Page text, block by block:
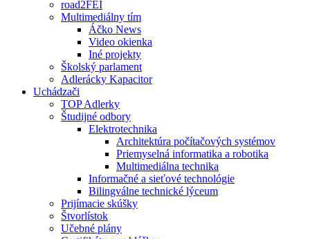
road2FEI
Multimediálny tím
Áčko News
Video okienka
Iné projekty
Školský parlament
Adlerácky Kapacitor
Uchádzači
TOP Adlerky
Študijné odbory
Elektrotechnika
Architektúra počítačových systémov
Priemyselná informatika a robotika
Multimediálna technika
Informačné a sieťové technológie
Bilingválne technické lýceum
Prijímacie skúšky
Štvorlístok
Učebné plány